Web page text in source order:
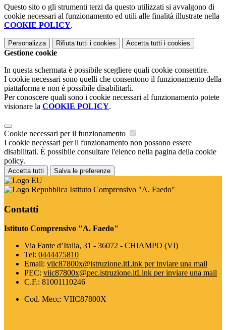
Questo sito o gli strumenti terzi da questo utilizzati si avvalgono di
cookie necessari al funzionamento ed utili alle finalità illustrate nella
COOKIE POLICY.
Personalizza Rifiuta tutti i cookies Accetta tutti i cookies
Gestione cookie
In questa schermata è possibile scegliere quali cookie consentire.
I cookie necessari sono quelli che consentono il funzionamento della
piattaforma e non è possibile disabilitarli.
Per conoscere quali sono i cookie necessari al funzionamento potete
visionare la COOKIE POLICY.
Cookie necessari per il funzionamento
I cookie necessari per il funzionamento non possono essere
disabilitati. È possibile consultare l'elenco nella pagina della cookie
policy.
Accetta tutti Salva le preferenze
Istituto Comprensivo "A. Faedo"
Contatti
Istituto Comprensivo "A. Faedo"
Via Fante d’Italia, 31 - 36072 - CHIAMPO (VI)
Tel: 0444475810
Email: viic87800x@istruzione.itLink per inviare una mail
PEC: viic87800x@pec.istruzione.itLink per inviare una mail
C.F.: 81001110246
Cod. Mecc: VIIC87800X